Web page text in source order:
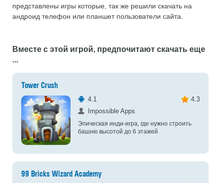
представлены игры которые, так же решили скачать на
андроид телефон или планшет пользователи сайта.
Вместе с этой игрой, предпочитают скачать еще
Tower Crush
4.1
4.3
Impossible Apps
Эпическая инди-игра, где нужно строить
башню высотой до 6 этажей
99 Bricks Wizard Academy